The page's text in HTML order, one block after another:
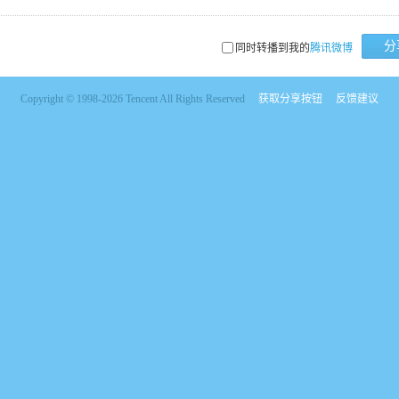
同时转播到我的腾讯微博 分
Copyright © 1998-2026 Tencent All Rights Reserved 获取分享按钮 反馈建议